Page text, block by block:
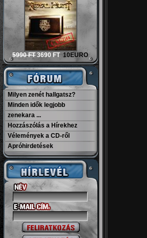
5990 FT 3690 FT 10EURO
Milyen zenét hallgatsz?
Minden idők legjobb
zenekara ...
Hozzászólás a Hírekhez
Vélemények a CD-ről
Apróhirdetések